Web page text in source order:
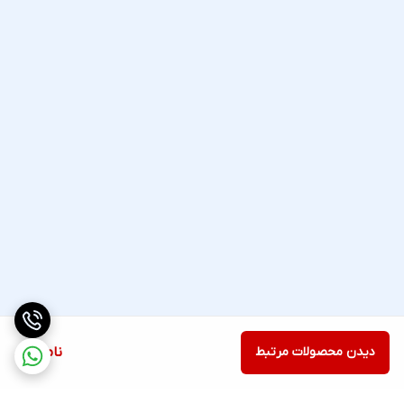
ناموجود دیدن محصولات مرتبط